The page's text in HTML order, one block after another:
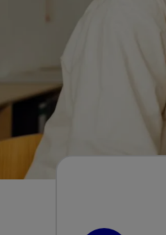
Você, ou seu
dos aparelhos!